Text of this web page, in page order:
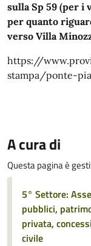
sulla Sp 59 (per i
per quanto
verso Villa
https://
stampa/ponte-
A cura di
Questa pagina è
5° Settore:
pubblici,
privata,
civile